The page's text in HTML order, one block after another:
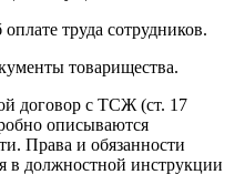
труда сотрудников.
товарищества.
договор с ТСЖ (ст. 17
описываются
Права и обязанности
в должностной инструкции